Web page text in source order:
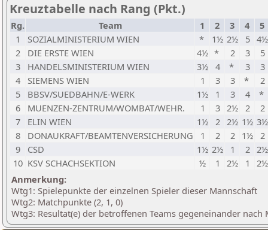
Kreuztabelle nach Rang (Pkt.)
Rg. Team 1 2 3 4
5
1
SOZIALMINISTERIUM WIEN * 1½ 2½ 5 4½
2
DIE ERSTE WIEN 4½ * 2 3
5
3
HANDELSMINISTERIUM WIEN 3½ 4 * 3
3
4
SIEMENS WIEN 1 3 3 *
2
5
BBSV/SUEDBAHN/E-WERK 1½ 1 3 4
*
6
MUENZEN-ZENTRUM/WOMBAT/WEHR. 1 3 2½ 2
2
7
ELIN WIEN 1½ 2 2½ 1½ 3½
8
DONAUKRAFT/BEAMTENVERSICHERUNG 1 2 2 1½ 2
9
CSD 1½ 2½ 1 2 2½
10 KSV SCHACHSEKTION ½ 1 2½ 1
2½
Anmerkung:
Wtg1: Spielepunkte der einzelnen Spieler dieser Mannschaft
Wtg2: Matchpunkte (2, 1, 0)
Wtg3: Resultat(e) der betroffenen Teams gegeneinander nach